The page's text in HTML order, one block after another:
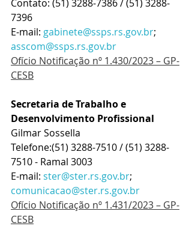
Contato: (51) 3288-7386 / (51) 3288-
7396
E-mail: gabinete@ssps.rs.gov.br;
asscom@ssps.rs.gov.br
Ofício Notificação nº 1.430/2023 – GP-
CESB
Secretaria de Trabalho e
Desenvolvimento Profissional
Gilmar Sossella
Telefone:(51) 3288-7510 / (51) 3288-
7510 - Ramal 3003
E-mail: ster@ster.rs.gov.br;
comunicacao@ster.rs.gov.br
Ofício Notificação nº 1.431/2023 – GP-
CESB